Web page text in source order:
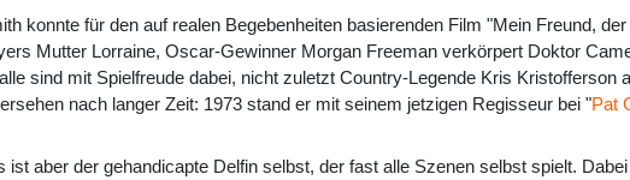
konnte für den auf realen Begebenheiten basierenden Film "Mein Freund,
Mutter Lorraine, Oscar-Gewinner Morgan Freeman verkörpert Doktor
sind mit Spielfreude dabei, nicht zuletzt Country-Legende Kris
nach langer Zeit: 1973 stand er mit seinem jetzigen Regisseur bei "Pat
ist aber der gehandicapte Delfin selbst, der fast alle Szenen selbst spielt.